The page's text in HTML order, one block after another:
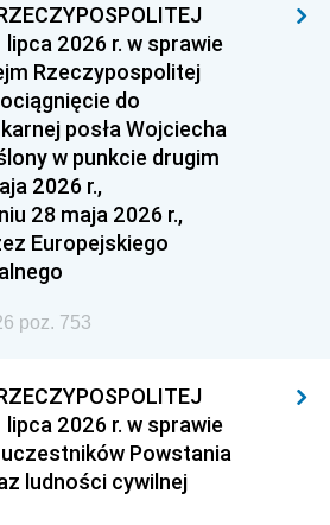
1953 1952
1950 1949
1947
1938 1937
1930
lipca 2026 r. w sprawie
Rzeczypospolitej
do
posła Wojciecha
w punkcie drugim
2026 r.,
28 maja 2026 r.,
Europejskiego
poz. 753
lipca 2026 r. w sprawie
Powstania
ludności cywilnej